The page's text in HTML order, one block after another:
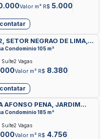
Valor m² R$ 5.000
contatar
SETOR NEGRAO DE LIMA,
Condominio 105 m²
Valor m² R$ 8.380
Suíte2 Vagas
contatar
AFONSO PENA, JARDIM
GOIANIA
Condominio 185 m²
Valor m² R$ 4.756
Suíte2 Vagas